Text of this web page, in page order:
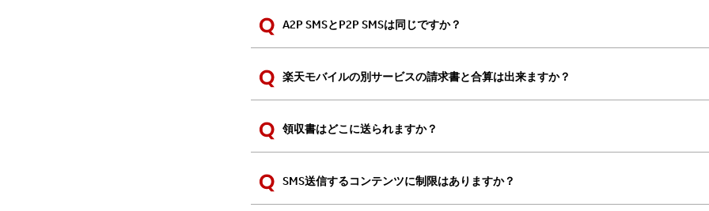
A2P SMSとP2P SMSは同じですか？
楽天モバイルの別サービスの請求書と合算は出来ますか？
領収書はどこに送られますか？
SMS送信するコンテンツに制限はありますか？